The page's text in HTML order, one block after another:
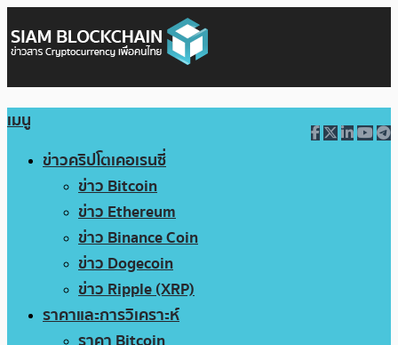
เมนู
ข่าวคริปโตเคอเรนซี่
ข่าว Bitcoin
ข่าว Ethereum
ข่าว Binance Coin
ข่าว Dogecoin
ข่าว Ripple (XRP)
ราคาและการวิเคราะห์